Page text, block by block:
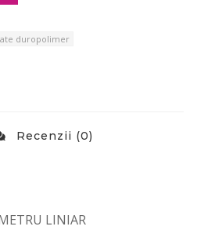
duropolimer
Recenzii (0)
LINIAR